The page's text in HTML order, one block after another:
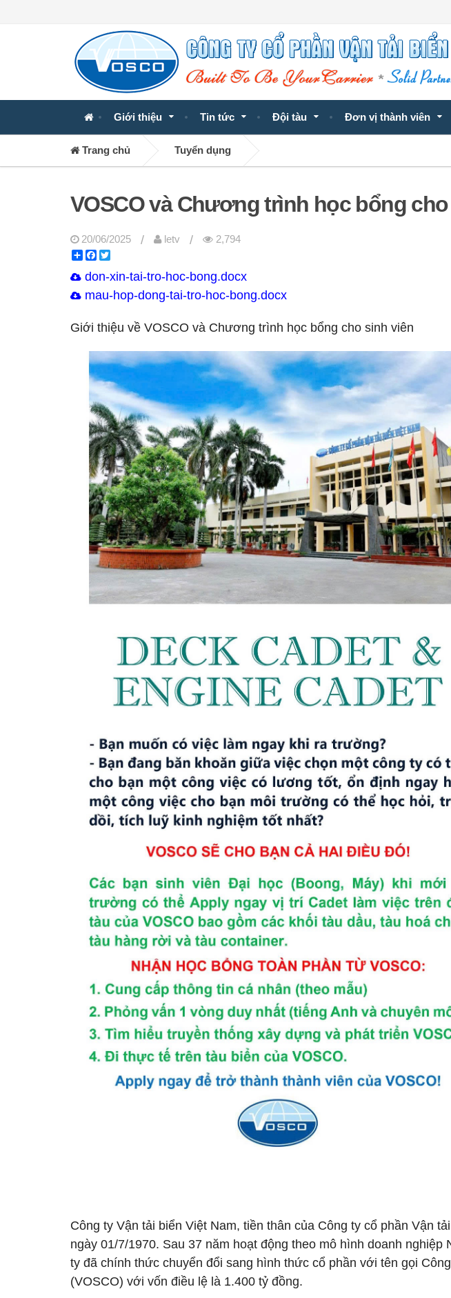
Giới thiệu Tin tức Đội tàu Đơn vị thành viên
Trang chủ Tuyển dụng
VOSCO và Chương trình học bổng
20/06/2025 / letv /
2,794
ShareFacebook
don-xin-tai-tro-hoc-bong.docx
mau-hop-dong-tai-tro-hoc-bong.docx
Giới thiệu về VOSCO và Chương trình học bổng cho sinh viên
Công ty Vận tải biển Việt Nam, tiền thân của Công ty cổ phần Vận
ngày 01/7/1970. Sau 37 năm hoạt động theo mô hình doanh nghiệp
ty đã chính thức chuyển đổi sang hình thức cổ phần với tên gọi
(VOSCO) với vốn điều lệ là 1.400 tỷ đồng.